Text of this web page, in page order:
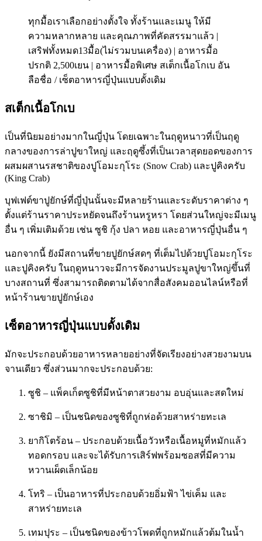
ทุกมื้อเราเลือกอย่างตั้งใจ ทั้งร้านและเมนู ให้มี
ความหลากหลาย และคุณภาพที่คัดสรรมาแล้ว |
เสริฟทั้งหมด13มื้อ(ไม่รวมบนเครื่อง) | อาหารมื้อ
ปรกติ 2,500เยน | อาหารมื้อพิเศษ สเต็กเนื้อโกเบ อัน
ลือชื่อ / เซ็ตอาหารญี่ปุ่นแบบดั้งเดิม
สเต็กเนื้อโกเบ
เป็นที่นิยมอย่างมากในญี่ปุ่น โดยเฉพาะในฤดูหนาวที่เป็นฤดู
กลางของการล่าปูขาใหญ่ และฤดูซึ้งที่เป็นเวลาสุดยอดของการ
ผสมผสานรสชาติของปูโอมะกุโระ (Snow Crab) และปูคิงครับ
(King Crab)
บุฟเฟต์ขาปูยักษ์ที่ญี่ปุ่นนั้นจะมีหลายร้านและระดับราคาต่าง ๆ
ตั้งแต่ร้านราคาประหยัดจนถึงร้านหรูหรา โดยส่วนใหญ่จะมีเมนู
อื่น ๆ เพิ่มเติมด้วย เช่น ซูชิ กุ้ง ปลา หอย และอาหารญี่ปุ่นอื่น ๆ
นอกจากนี้ ยังมีสถานที่ขายปูยักษ์สดๆ ที่เต็มไปด้วยปูโอมะกุโระ
และปูคิงครับ ในฤดูหนาวจะมีการจัดงานประมูลปูขาใหญ่ขึ้นที่
บางสถานที่ ซึ่งสามารถติดตามได้จากสื่อสังคมออนไลน์หรือที่
หน้าร้านขายปูยักษ์เอง
เซ็ตอาหารญี่ปุ่นแบบดั้งเดิม
มักจะประกอบด้วยอาหารหลายอย่างที่จัดเรียงอย่างสวยงามบน
จานเดียว ซึ่งส่วนมากจะประกอบด้วย:
ซูชิ – แพ็คเก็ตซูชิที่มีหน้าตาสวยงาม อบอุ่นและสดใหม่
ซาชิมิ – เป็นชนิดของซูชิที่ถูกห่อด้วยสาหร่ายทะเล
ยากิโตร้อน – ประกอบด้วยเนื้อวัวหรือเนื้อหมูที่หมักแล้ว
ทอดกรอบ และจะได้รับการเสิร์ฟพร้อมซอสที่มีความ
หวานเผ็ดเล็กน้อย
โทริ – เป็นอาหารที่ประกอบด้วยอิ่มฟ้า ไข่เค็ม และ
สาหร่ายทะเล
เทมปุระ – เป็นชนิดของข้าวโพดที่ถูกหมักแล้วต้มในน้ำ